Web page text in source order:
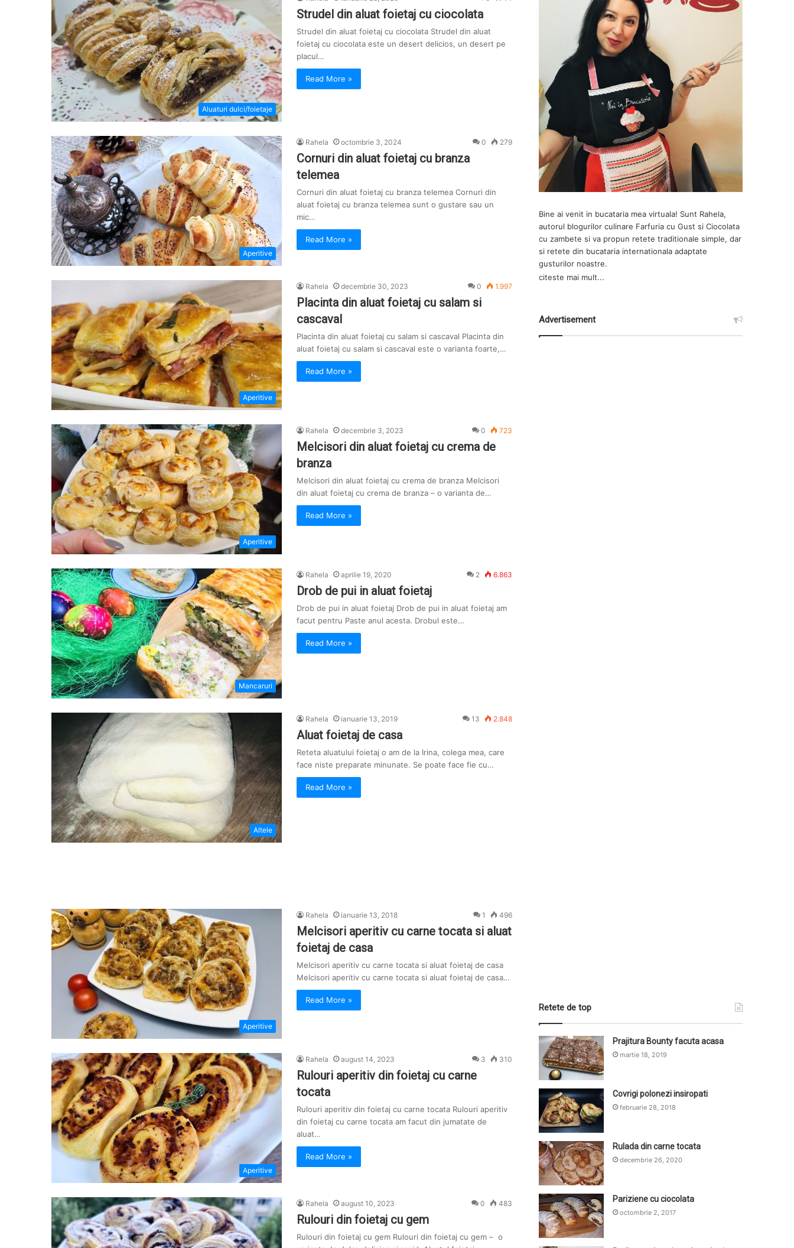
d
u
p
Aluaturi dulci/foietaje
Strudel din aluat foietaj cu ciocolata
Strudel din aluat foietaj cu ciocolata Strudel din aluat
foietaj cu ciocolata este un desert delicios, un desert pe
placul…
Read More »
Aperitive
Rahela octombrie 3, 2024 0 279
Cornuri din aluat foietaj cu branza
telemea
Cornuri din aluat foietaj cu branza telemea Cornuri din
aluat foietaj cu branza telemea sunt o gustare sau un
mic…
Read More »
Aperitive
Rahela decembrie 30, 2023 0 1.997
Placinta din aluat foietaj cu salam si
cascaval
Placinta din aluat foietaj cu salam si cascaval Placinta din
aluat foietaj cu salam si cascaval este o varianta foarte,…
Read More »
Aperitive
Rahela decembrie 3, 2023 0 723
Melcisori din aluat foietaj cu crema de
branza
Melcisori din aluat foietaj cu crema de branza Melcisori
din aluat foietaj cu crema de branza – o varianta de…
Read More »
Mancaruri
Rahela aprilie 19, 2020 2 6.863
Drob de pui in aluat foietaj
Drob de pui in aluat foietaj Drob de pui in aluat foietaj am
facut pentru Paste anul acesta. Drobul este…
Read More »
Altele
Rahela ianuarie 13, 2019 13 2.848
Aluat foietaj de casa
Reteta aluatului foietaj o am de la Irina, colega mea, care
face niste preparate minunate. Se poate face fie cu…
Read More »
Aperitive
Rahela ianuarie 13, 2018 1 496
Melcisori aperitiv cu carne tocata si aluat
foietaj de casa
Melcisori aperitiv cu carne tocata si aluat foietaj de casa
Melcisori aperitiv cu carne tocata si aluat foietaj de casa…
Read More »
Aperitive
Rahela august 14, 2023 3 310
Rulouri aperitiv din foietaj cu carne
tocata
Rulouri aperitiv din foietaj cu carne tocata Rulouri aperitiv
din foietaj cu carne tocata am facut din jumatate de
aluat…
Read More »
Rahela august 10, 2023 0 483
Rulouri din foietaj cu gem
Rulouri din foietaj cu gem Rulouri din foietaj cu gem – o
Bine ai venit in bucataria mea virtuala! Sunt Rahela,
autorul blogurilor culinare Farfuria cu Gust siCiocolata
cu zambete si va propun retete traditionale simple, dar
si retete din bucataria internationala adaptate
gusturilor noastre.
citeste mai mult...
Advertisement
Retete de top
Prajitura Bounty facuta acasa
martie 18, 2019
Covrigi polonezi insiropati
februarie 28, 2018
Rulada din carne tocata
decembrie 26, 2020
Pariziene cu ciocolata
octombrie 2, 2017